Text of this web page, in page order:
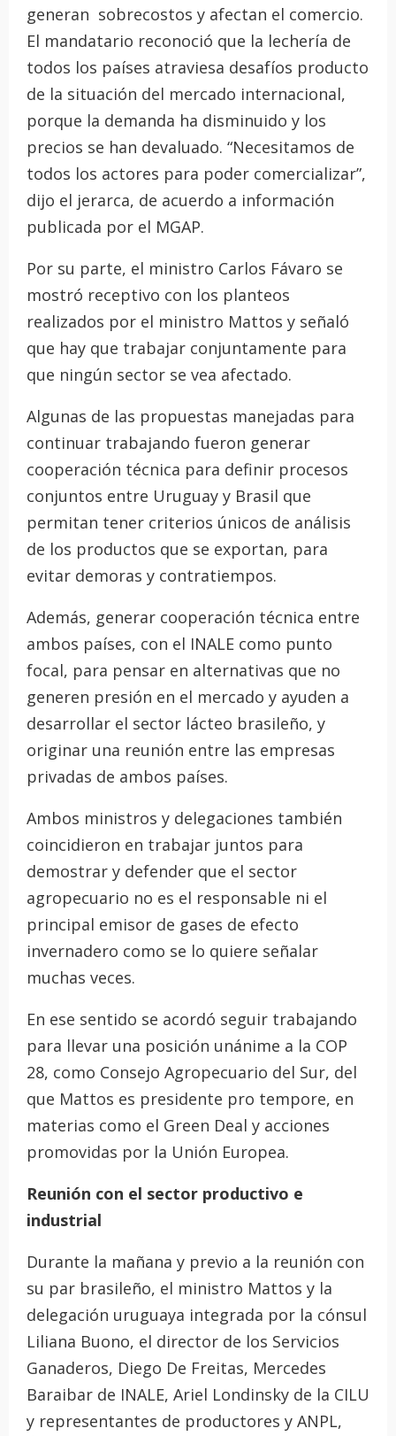
generan sobrecostos y afectan el comercio.
El mandatario reconoció que la lechería de
todos los países atraviesa desafíos producto
de la situación del mercado internacional,
porque la demanda ha disminuido y los
precios se han devaluado. “Necesitamos de
todos los actores para poder comercializar”,
dijo el jerarca, de acuerdo a información
publicada por el MGAP.
Por su parte, el ministro Carlos Fávaro se
mostró receptivo con los planteos
realizados por el ministro Mattos y señaló
que hay que trabajar conjuntamente para
que ningún sector se vea afectado.
Algunas de las propuestas manejadas para
continuar trabajando fueron generar
cooperación técnica para definir procesos
conjuntos entre Uruguay y Brasil que
permitan tener criterios únicos de análisis
de los productos que se exportan, para
evitar demoras y contratiempos.
Además, generar cooperación técnica entre
ambos países, con el INALE como punto
focal, para pensar en alternativas que no
generen presión en el mercado y ayuden a
desarrollar el sector lácteo brasileño, y
originar una reunión entre las empresas
privadas de ambos países.
Ambos ministros y delegaciones también
coincidieron en trabajar juntos para
demostrar y defender que el sector
agropecuario no es el responsable ni el
principal emisor de gases de efecto
invernadero como se lo quiere señalar
muchas veces.
En ese sentido se acordó seguir trabajando
para llevar una posición unánime a la COP
28, como Consejo Agropecuario del Sur, del
que Mattos es presidente pro tempore, en
materias como el Green Deal y acciones
promovidas por la Unión Europea.
Reunión con el sector productivo e
industrial
Durante la mañana y previo a la reunión con
su par brasileño, el ministro Mattos y la
delegación uruguaya integrada por la cónsul
Liliana Buono, el director de los Servicios
Ganaderos, Diego De Freitas, Mercedes
Baraibar de INALE, Ariel Londinsky de la CILU
y representantes de productores y ANPL,